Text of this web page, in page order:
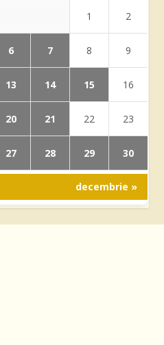
1 2
6 7 8 9
13 14 15 16
20 21 22 23
27 28 29 30
decembrie »